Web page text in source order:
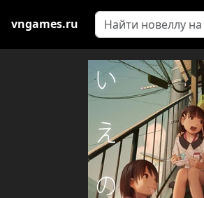
vngames.ru